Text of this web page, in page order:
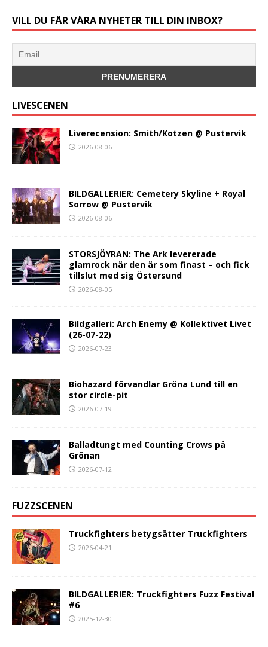
VILL DU FÅR VÅRA NYHETER TILL DIN INBOX?
LIVESCENEN
Liverecension: Smith/Kotzen @ Pustervik
2026-08-06
BILDGALLERIER: Cemetery Skyline + Royal
Sorrow @ Pustervik
2026-08-06
STORSJÖYRAN: The Ark levererade
glamrock när den är som finast – och fick
tillslut med sig Östersund
2026-08-05
Bildgalleri: Arch Enemy @ Kollektivet Livet
(26-07-22)
2026-07-23
Biohazard förvandlar Gröna Lund till en
stor circle-pit
2026-07-19
Balladtungt med Counting Crows på
Grönan
2026-07-12
FUZZSCENEN
Truckfighters betygsätter Truckfighters
2026-04-21
BILDGALLERIER: Truckfighters Fuzz Festival
#6
2025-12-30